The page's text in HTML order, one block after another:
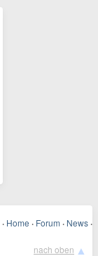
· Home · Forum · News ·
nach oben ▲